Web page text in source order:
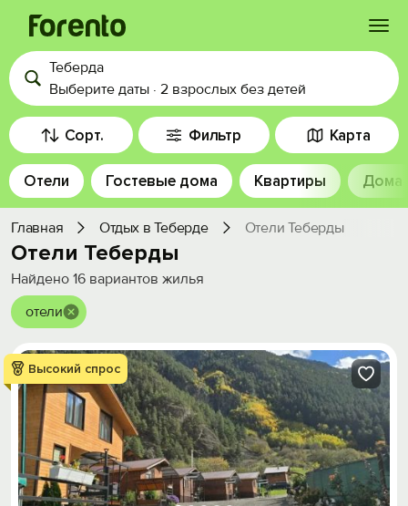
Войти
Избранное
История просмотра
Добавить свой объект
Теберда
Выберите даты · 2 взрослых без детей
Сорт. Фильтр Карта
Отели Гостевые дома Квартиры Дома
Главная Отдых в Теберде Отели Теберды
Отели Теберды
Найдено 16 вариантов жилья
отели
Высокий спрос